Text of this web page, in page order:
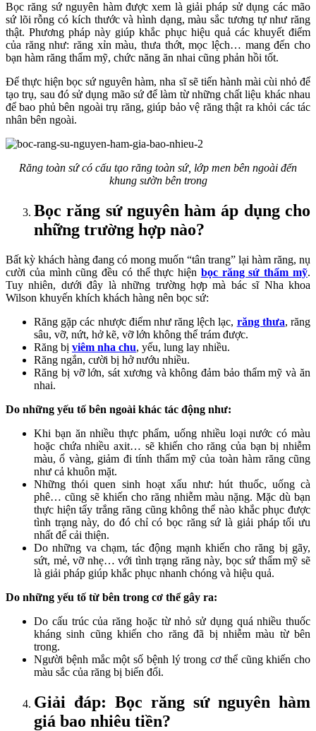
Bọc răng sứ nguyên hàm được xem là giải pháp sử dụng các mão
sứ lõi rỗng có kích thước và hình dạng, màu sắc tương tự như răng
thật. Phương pháp này giúp khắc phục hiệu quả các khuyết điểm
của răng như: răng xỉn màu, thưa thớt, mọc lệch… mang đến cho
bạn hàm răng thẩm mỹ, chức năng ăn nhai cũng phản hồi tốt.
Để thực hiện bọc sứ nguyên hàm, nha sĩ sẽ tiến hành mài cùi nhỏ để
tạo trụ, sau đó sử dụng mão sứ để làm từ những chất liệu khác nhau
để bao phủ bên ngoài trụ răng, giúp bảo vệ răng thật ra khỏi các tác
nhân bên ngoài.
Răng toàn sứ có cấu tạo răng toàn sứ, lớp men bên ngoài đến
khung sườn bên trong
Bọc răng sứ nguyên hàm áp dụng cho
những trường hợp nào?
Bất kỳ khách hàng đang có mong muốn “tân trang” lại hàm răng, nụ
cười của mình cũng đều có thể thực hiện bọc răng sứ thẩm mỹ.
Tuy nhiên, dưới đây là những trường hợp mà bác sĩ Nha khoa
Wilson khuyến khích khách hàng nên bọc sứ:
Răng gặp các nhược điểm như răng lệch lạc, răng thưa, răng
sâu, vỡ, nứt, hở kẽ, vỡ lớn không thể trám được.
Răng bị viêm nha chu, yếu, lung lay nhiều.
Răng ngắn, cười bị hở nướu nhiều.
Răng bị vỡ lớn, sát xương và không đảm bảo thẩm mỹ và ăn
nhai.
Do những yếu tố bên ngoài khác tác động như:
Khi bạn ăn nhiều thực phẩm, uống nhiều loại nước có màu
hoặc chứa nhiều axit… sẽ khiến cho răng của bạn bị nhiễm
màu, ổ vàng, giảm đi tính thẩm mỹ của toàn hàm răng cũng
như cả khuôn mặt.
Những thói quen sinh hoạt xấu như: hút thuốc, uống cà
phê… cũng sẽ khiến cho răng nhiễm màu nặng. Mặc dù bạn
thực hiện tẩy trắng răng cũng không thể nào khắc phục được
tình trạng này, do đó chỉ có bọc răng sứ là giải pháp tối ưu
nhất để cải thiện.
Do những va chạm, tác động mạnh khiến cho răng bị gãy,
sứt, mẻ, vỡ nhẹ… với tình trạng răng này, bọc sứ thẩm mỹ sẽ
là giải pháp giúp khắc phục nhanh chóng và hiệu quả.
Do những yếu tố từ bên trong cơ thể gây ra:
Do cấu trúc của răng hoặc từ nhỏ sử dụng quá nhiều thuốc
kháng sinh cũng khiến cho răng đã bị nhiễm màu từ bên
trong.
Người bệnh mắc một số bệnh lý trong cơ thể cũng khiến cho
màu sắc của răng bị biến đổi.
Giải đáp: Bọc răng sứ nguyên hàm
giá bao nhiêu tiền?